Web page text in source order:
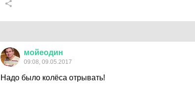
мойеодин
09:08, 09.05.2017
Надо было колёса отрывать!